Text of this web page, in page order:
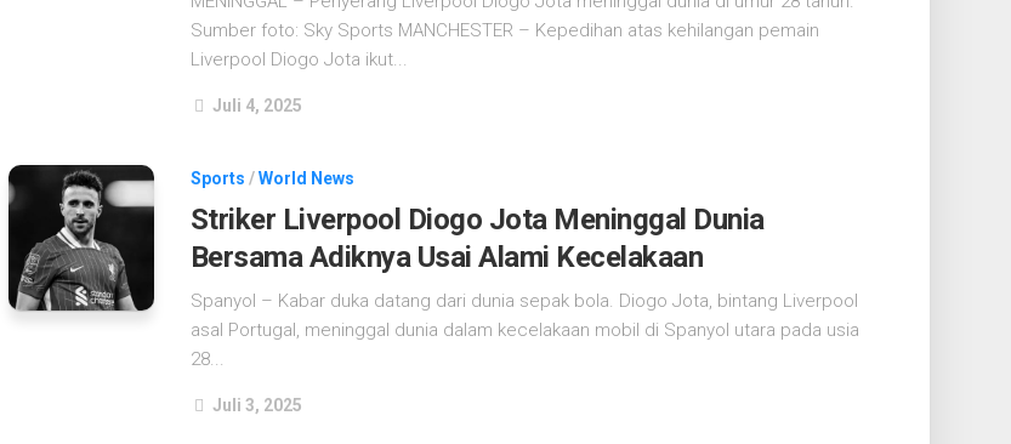
Sumber foto: Sky Sports MANCHESTER – Kepedihan atas kehilangan pemain
Liverpool Diogo Jota ikut...
Juli 4, 2025
Sports /World News
Striker Liverpool Diogo Jota Meninggal Dunia
Bersama Adiknya Usai Alami Kecelakaan
Spanyol – Kabar duka datang dari dunia sepak bola. Diogo Jota, bintang Liverpool
asal Portugal, meninggal dunia dalam kecelakaan mobil di Spanyol utara pada usia
28...
Juli 3, 2025